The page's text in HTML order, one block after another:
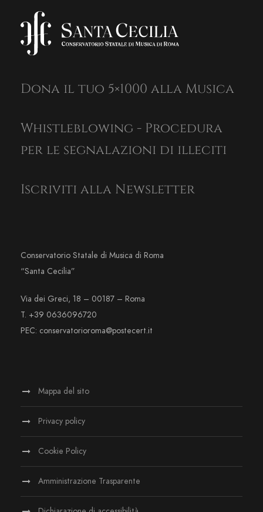
Dona il tuo 5×1000 alla Musica
Whistleblowing - Procedura
per le segnalazioni di illeciti
Iscriviti alla Newsletter
Conservatorio Statale di Musica di Roma
“Santa Cecilia”
Via dei Greci, 18 – 00187 – Roma
T. +39 0636096720
PEC: conservatorioroma@postecert.it
Mappa del sito
Privacy policy
Cookie Policy
Amministrazione Trasparente